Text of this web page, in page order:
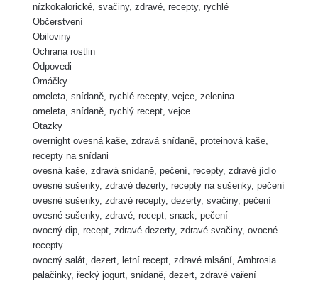
nízkokalorické, svačiny, zdravé, recepty, rychlé
Občerstvení
Obiloviny
Ochrana rostlin
Odpovedi
Omáčky
omeleta, snídaně, rychlé recepty, vejce, zelenina
omeleta, snídaně, rychlý recept, vejce
Otazky
overnight ovesná kaše, zdravá snídaně, proteinová kaše,
recepty na snídani
ovesná kaše, zdravá snídaně, pečení, recepty, zdravé jídlo
ovesné sušenky, zdravé dezerty, recepty na sušenky, pečení
ovesné sušenky, zdravé recepty, dezerty, svačiny, pečení
ovesné sušenky, zdravé, recept, snack, pečení
ovocný dip, recept, zdravé dezerty, zdravé svačiny, ovocné
recepty
ovocný salát, dezert, letní recept, zdravé mlsání, Ambrosia
palačinky, řecký jogurt, snídaně, dezert, zdravé vaření